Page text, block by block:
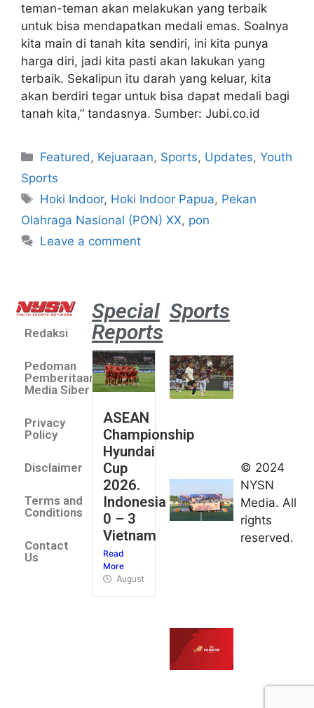
teman-teman akan melakukan yang terbaik
untuk bisa mendapatkan medali emas. Soalnya
kita main di tanah kita sendiri, ini kita punya
harga diri, jadi kita pasti akan lakukan yang
terbaik. Sekalipun itu darah yang keluar, kita
akan berdiri tegar untuk bisa dapat medali bagi
tanah kita,” tandasnya. Sumber: Jubi.co.id
Featured , Kejuaraan, Sports, Updates,Youth
Sports
Hoki Indoor, Hoki Indoor Papua, Pekan
Olahraga Nasional (PON) XX, pon
Leave a comment
Redaksi
Pedoman
Pemberitaan
Media Siber
Privacy
Policy
Disclaimer
Terms and
Conditions
Contact
Us
Special
Reports
ASEAN
Championship
Hyundai
Cup
2026.
Indonesia
0 – 3
Vietnam
Read
More
August 4, 2026
Sports
umum
Kejurnas
Panahan
Junior di
Kudus
grup
© 2024
NYSN
Media. All
rights
reserved.